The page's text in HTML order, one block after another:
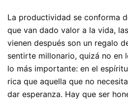
La productividad se conforma
que van dado valor a la vida,
vienen después son un regalo
sentirte millonario, quizá no en
lo más importante: en el
rica que aquella que no
dar esperanza. Hay que ser